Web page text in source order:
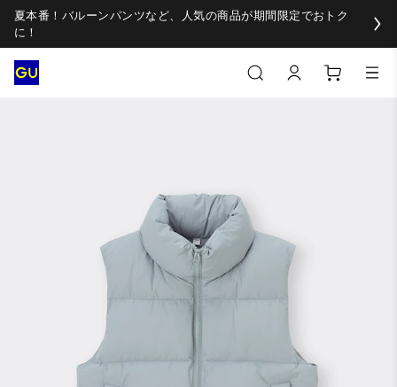
夏本番！バルーンパンツなど、人気の商品が期間限定でおトク
に！